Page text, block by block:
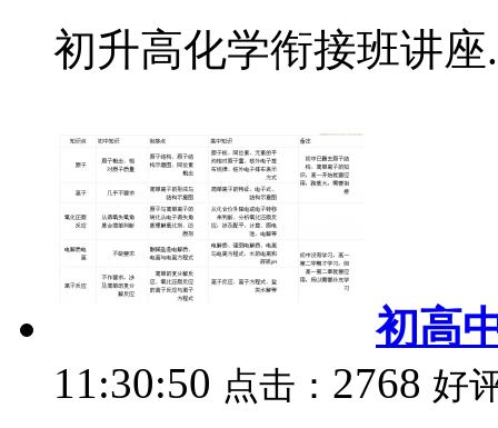
初升高化学衔接班讲座
初高
11:30:50 点击： 2768 好